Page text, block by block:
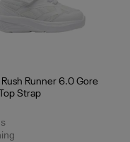
Rush Runner 6.0 Gore
Strap